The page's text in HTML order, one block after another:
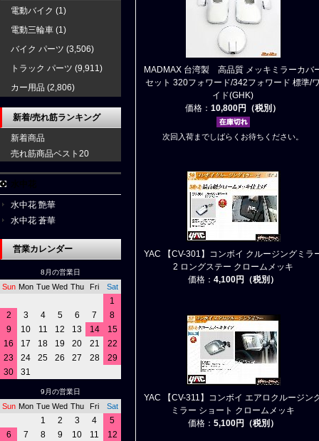
MADMAX 台湾製 高品質 メッキミラーカバ
セット 320フォワード/342フォワード 標準/
イド(GHK)
価格： 10,800円（税別）
次回入荷までしばらくお待ちください。
YAC 【CV-301】コンボイ クルージングミラ
2 ロングステー クロームメッキ
価格： 4,100円（税別）
YAC 【CV-311】コンボイ エアロクルージン
ミラー ショート クロームメッキ
価格： 5,100円（税別）
電動バイク (1)
電動三輪車 (1)
バイク パーツ (3,506)
トラック パーツ (9,911)
カー用品 (2,806)
新着/売れ筋ランキング
新着商品
売れ筋商品ベスト20
水中花 艶華
水中花 蒼華
営業カレンダー
8月の営業日
Sun Mon Tue Wed Thu Fri Sat
1
2
3 4 5 6 7
8
9
10 11 12 13 14
15
16
17 18 19 20 21
22
23
24 25 26 27 28
29
30
31
9月の営業日
Sun Mon Tue Wed Thu Fri Sat
1 2 3 4
5
6
7 8 9 10 11
12